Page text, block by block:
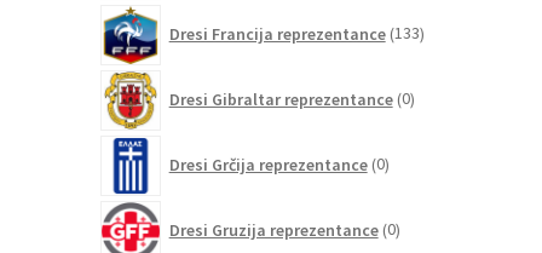
Dresi Francija reprezentance 133izdelkov
Dresi Gibraltar reprezentance 0izdelkov
Dresi Grčija reprezentance 0izdelkov
Dresi Gruzija reprezentance 0izdelkov